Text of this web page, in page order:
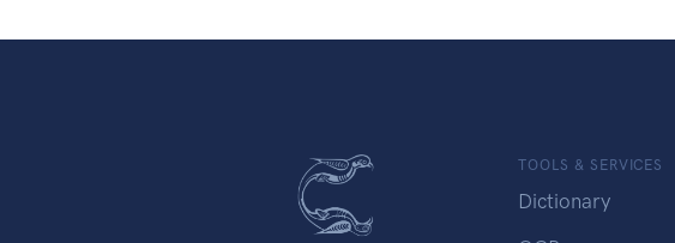
TOOLS & SERVICES
Dictionary